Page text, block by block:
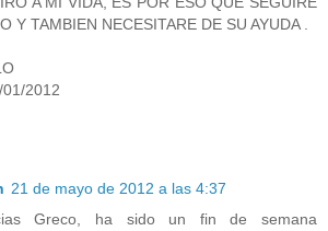
Y TAMBIEN NECESITARE DE SU AYUDA .
01/2012
21 de mayo de 2012 a las 4:37
Greco, ha sido un fin de semana